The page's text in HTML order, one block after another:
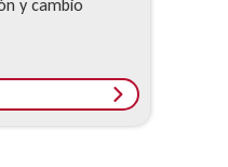
y cambio